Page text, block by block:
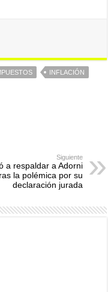
INFLACIÓN
Siguiente
a respaldar a Adorni
la polémica por su
declaración jurada